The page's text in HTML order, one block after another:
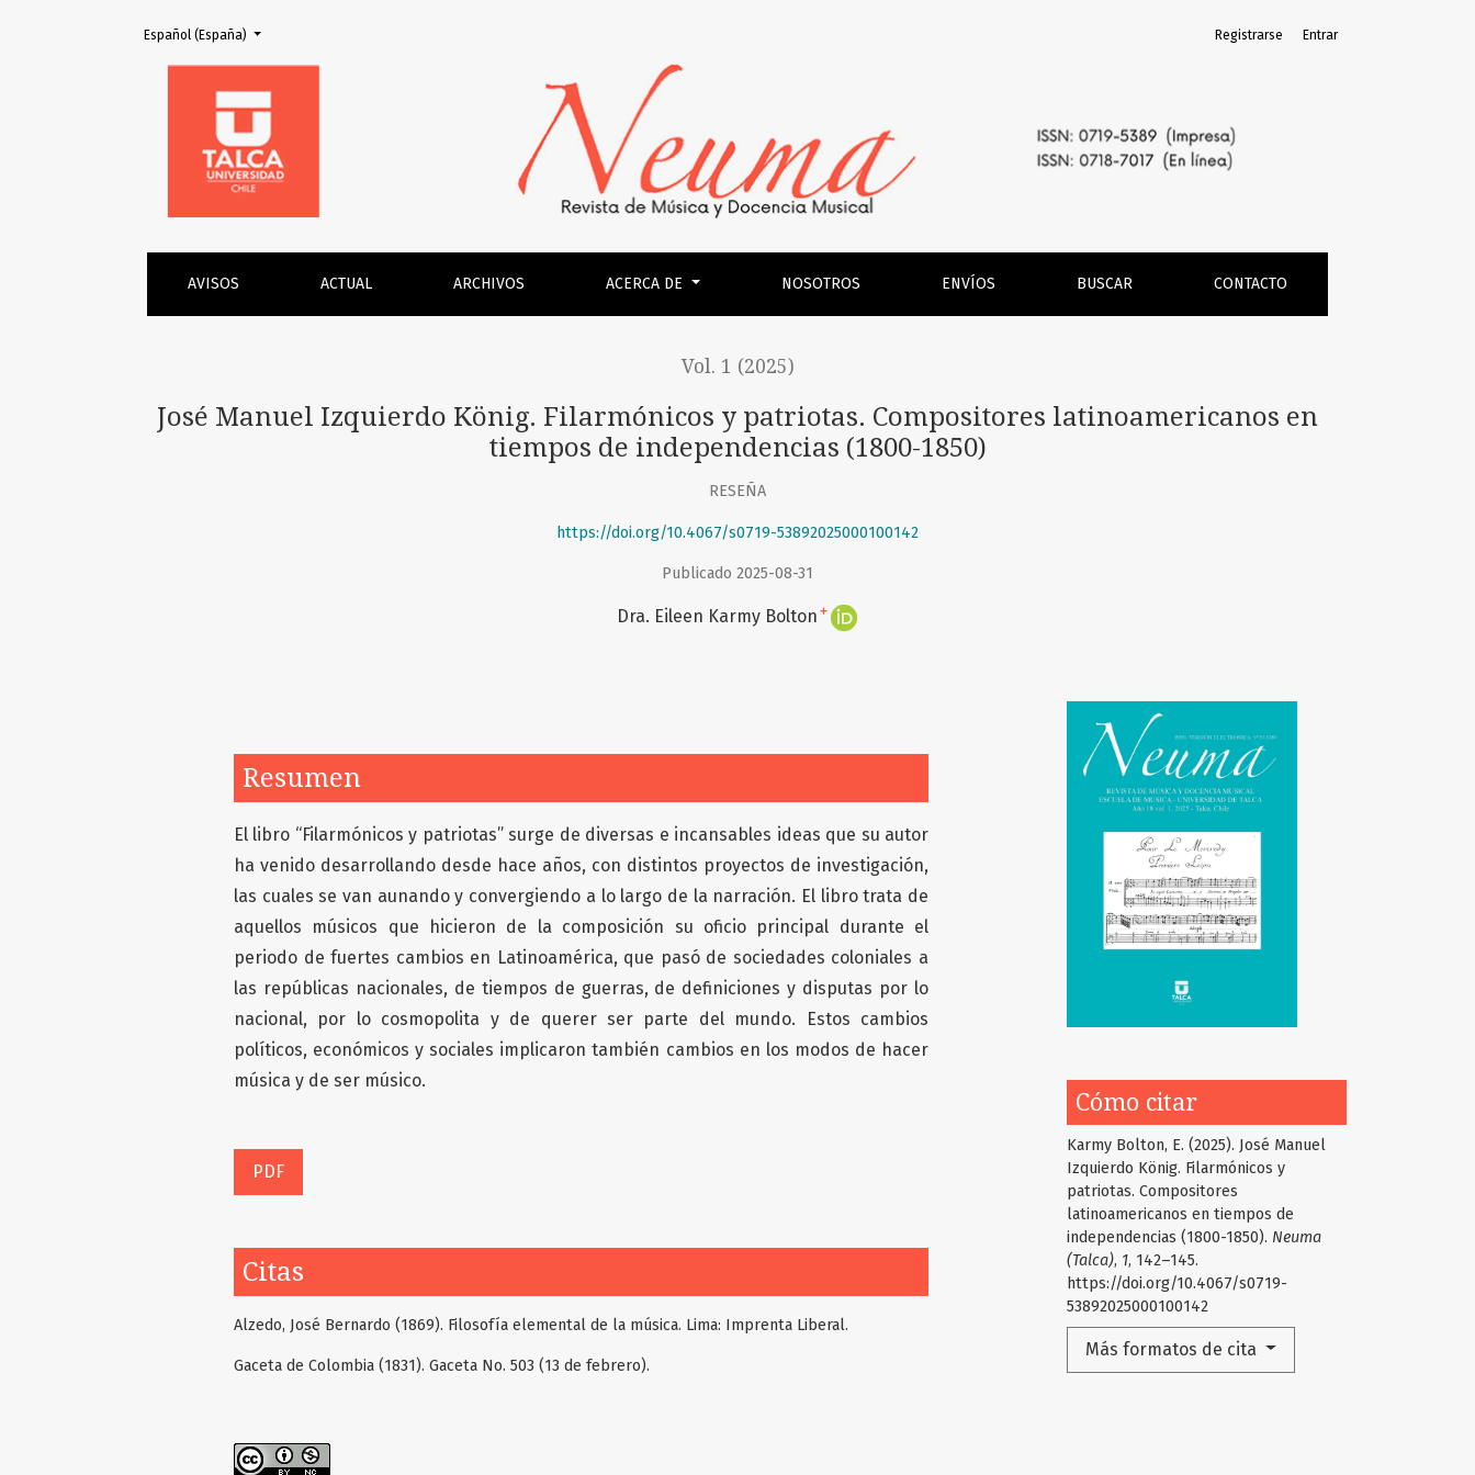
José Manuel Izquierdo König. Filarmónicos y patriotas. Compositores latinoamericanos en tiempos de independencias (1800-1850)
AVISOS ACTUAL ARCHIVOS ACERCA DE NOSOTROS ENVÍOS BUSCAR CONTACTO
Registrarse Entrar
Cambiar el idioma. El actual es:
Español (España)
Vol. 1 (2025)
José Manuel Izquierdo König. Filarmónicos y patriotas. Compositores latinoamericanos en
tiempos de independencias (1800-1850)
RESEÑA
https://doi.org/10.4067/s0719-53892025000100142
Publicado 2025-08-31
Dra. Eileen Karmy Bolton +
Cómo citar
Karmy Bolton, E. (2025). José Manuel
Izquierdo König. Filarmónicos y
patriotas. Compositores
latinoamericanos en tiempos de
independencias (1800-1850). Neuma
(Talca), 1, 142–145.
https://doi.org/10.4067/s0719-
53892025000100142
Más formatos de cita
Resumen
El libro “Filarmónicos y patriotas” surge de diversas e incansables ideas que su autor
ha venido desarrollando desde hace años, con distintos proyectos de investigación,
las cuales se van aunando y convergiendo a lo largo de la narración. El libro trata de
aquellos músicos que hicieron de la composición su oficio principal durante el
periodo de fuertes cambios en Latinoamérica, que pasó de sociedades coloniales a
las repúblicas nacionales, de tiempos de guerras, de definiciones y disputas por lo
nacional, por lo cosmopolita y de querer ser parte del mundo. Estos cambios
políticos, económicos y sociales implicaron también cambios en los modos de hacer
música y de ser músico.
PDF
Citas
Alzedo, José Bernardo (1869). Filosofía elemental de la música. Lima: Imprenta Liberal.
Gaceta de Colombia (1831). Gaceta No. 503 (13 de febrero).